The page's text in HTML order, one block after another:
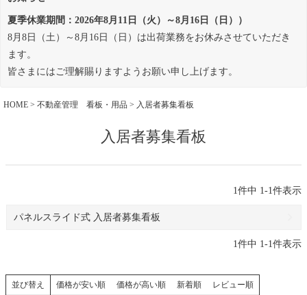
夏季休業期間：2026年8月11日（火）～8月16日（日））
8月8日（土）～8月16日（日）は出荷業務をお休みさせていただき
ます。
皆さまにはご理解賜りますようお願い申し上げます。
HOME 不動産管理 看板・用品 入居者募集看板
入居者募集看板
1件中 1-1件表示
パネルスライド式 入居者募集看板
1件中 1-1件表示
並び替え 価格が安い順 価格が高い順 新着順 レビュー順